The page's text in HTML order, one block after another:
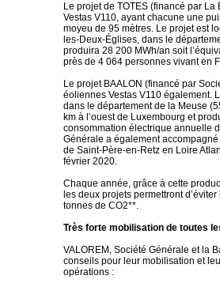
Le projet de TOTES (financé par
Vestas V110, ayant chacune une
moyeu de 95 mètres. Le projet est
les-Deux-Églises, dans le
produira 28 200 MWh/an soit
près de 4 064 personnes vivant en
Le projet BAALON (financé par
éoliennes Vestas V110 également.
dans le département de la Meuse
km à l’ouest de Luxembourg et
consommation électrique annuelle
Générale a également
de Saint-Père-en-Retz en Loire
février 2020.
Chaque année, grâce à cette
les deux projets permettront
tonnes de CO2**.
Très forte mobilisation de toutes
VALOREM, Société Générale et la
conseils pour leur mobilisation et
opérations :